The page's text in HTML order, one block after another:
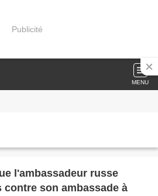
Publicité
MENU
l'ambassadeur russe
son ambassade à